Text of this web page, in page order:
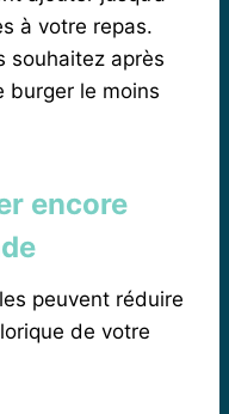
à votre repas.
souhaitez après
burger le moins
encore
peuvent réduire
de votre